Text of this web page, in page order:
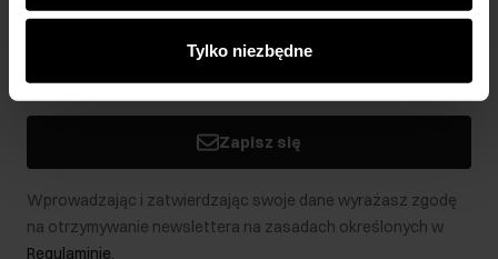
analitycznym. Partnerzy mogą połączyć te informacje z
podczas korzystania z ich usług.
Tylko niezbędne
Zapisz się
Wprowadzając i zatwierdzając swoje dane wyrażasz zgodę
na otrzymywanie newslettera na zasadach określonych w
Regulaminie.